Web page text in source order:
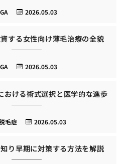
2026.05.03
する女性向け薄毛治療の全貌
2026.05.03
おける術式選択と医学的な進歩
2026.05.03
毛症
り早期に対策する方法を解説